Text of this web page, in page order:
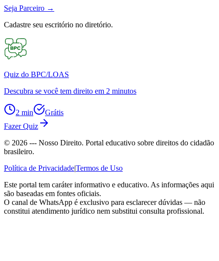
Seja Parceiro →
Cadastre seu escritório no diretório.
Quiz do BPC/LOAS
Descubra se você tem direito em 2 minutos
2 min
Grátis
Fazer Quiz
© 2026 --- Nosso Direito. Portal educativo sobre direitos do cidadão
brasileiro.
Política de Privacidade|Termos de Uso
Este portal tem caráter informativo e educativo. As informações aqui
são baseadas em fontes oficiais.
O canal de WhatsApp é exclusivo para esclarecer dúvidas — não
constitui atendimento jurídico nem substitui consulta profissional.